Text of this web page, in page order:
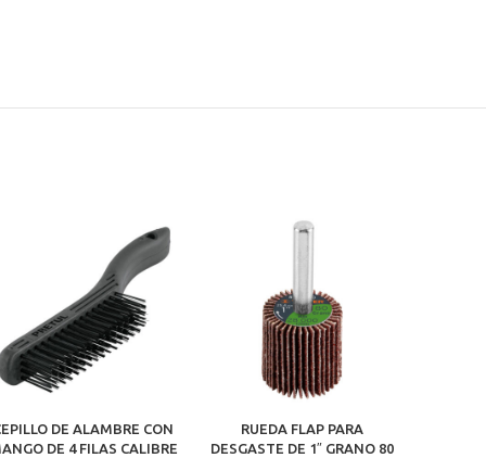
DE ALAMBRE CON
DE 4 FILAS CALIBRE
RUEDA FLAP PARA
DESGASTE DE 1″ GRANO 80